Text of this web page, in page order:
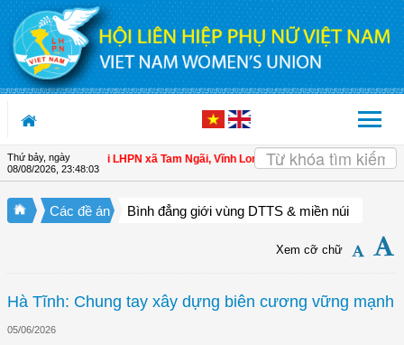
Truy cập nội dung luôn
Thứ bảy, ngày
08/08/2026, 23:48:04
hội viên | Hội LHPN xã Tam Ngãi, Vĩnh Long sơ kết công tác Hội và phong
Các đề án Bình đẳng giới vùng DTTS & miền núi
Xem cỡ chữ
Hà Tĩnh: Chung tay xây dựng biên cương vững mạnh
05/06/2026